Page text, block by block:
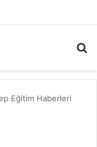
Eğitim Haberleri